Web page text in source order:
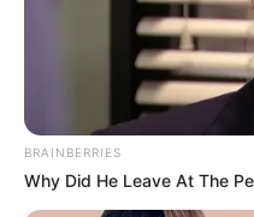
BRAINBERRIES
Why Did He Leave At The